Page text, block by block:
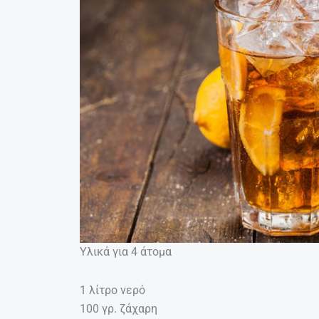
Υλικά για 4 άτομα
1 λίτρο νερό
100 γρ. ζάχαρη